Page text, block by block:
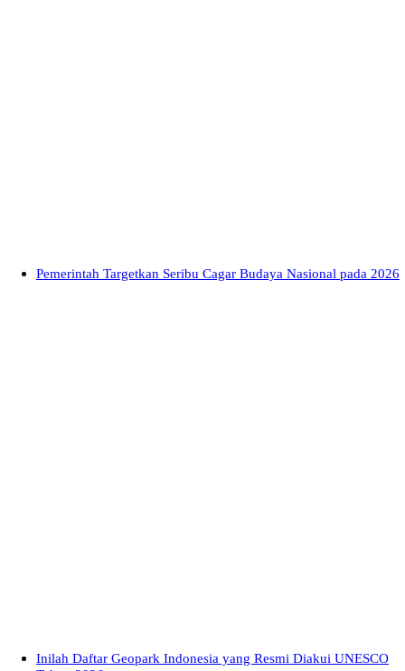
Pemerintah Targetkan Seribu Cagar Budaya Nasional pada 2026
Inilah Daftar Geopark Indonesia yang Resmi Diakui UNESCO